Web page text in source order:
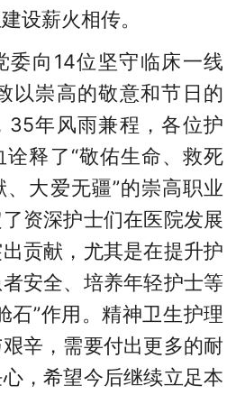
设薪火相传。
委向14位坚守临床一线
以崇高的敬意和节日的
35年风雨兼程，各位护
释了“敬佑生命、救死
大爱无疆”的崇高职业
资深护士们在医院发展
贡献，尤其是在提升护
安全、培养年轻护士等
石”作用。精神卫生护理
辛，需要付出更多的耐
，希望今后继续立足本